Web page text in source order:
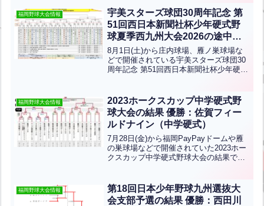
す！八幡南ボーイズは7月1日(土)に行わ
れる第8回ジャ...全文はクリック
福岡野球大会情報
宇美スターズ球団30周年記念 第
51回西日本新聞社杯少年硬式野
球夏季西九州大会2026の途中結
果(中学硬式)
8月1日(土)から庄内球場、雁ノ巣球場な
どで開催されている宇美スターズ球団30
周年記念 第51回西日本新聞社杯少年硬式
式野球チームが集まります！優勝目指し
て頑張ってく...全文はクリック
福岡野球大会情報
2023ホークスカップ中学硬式野
球大会の結果 優勝：佐賀フィー
ルドナイン（中学硬式）
7月28日(金)から福岡PayPayドームや雁
の巣球場などで開催されていた2023ホー
クスカップ中学硬式野球大会の結果で
うございます！福岡からヤング筑紫野ド
リームス、筑...全文はクリック
福岡野球大会情報
第18回日本少年野球九州選抜大
会支部予選の結果 優勝：西田川